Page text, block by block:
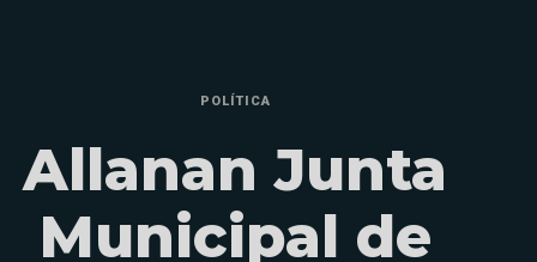
POLÍTICA
Allanan Junta
Municipal de